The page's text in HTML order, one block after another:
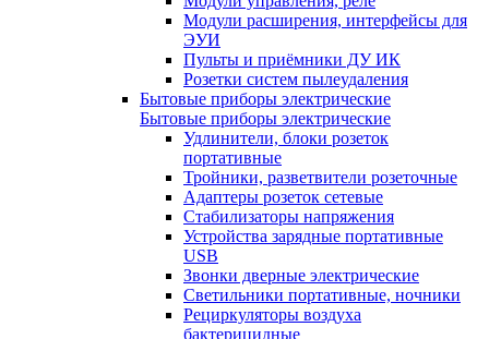
Модули расширения, интерфейсы для
ЭУИ
Пульты и приёмники ДУ ИК
Розетки систем пылеудаления
Бытовые приборы электрические
Бытовые приборы электрические
Удлинители, блоки розеток
портативные
Тройники, разветвители розеточные
Адаптеры розеток сетевые
Стабилизаторы напряжения
Устройства зарядные портативные
USB
Звонки дверные электрические
Светильники портативные, ночники
Рециркуляторы воздуха
бактерицидные